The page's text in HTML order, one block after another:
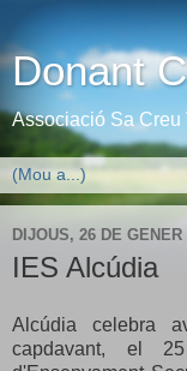
Donant
Associació Sa Creu
DIJOUS, 26 DE GENER
IES Alcúdia
Alcúdia celebra
capdavant, el